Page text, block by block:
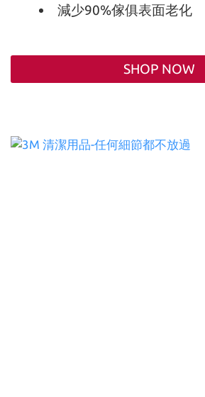
減少90%傢俱表面老化
SHOP NOW